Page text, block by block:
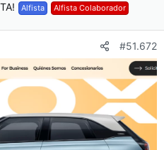
Alfista Alfista Colaborador
#51.672